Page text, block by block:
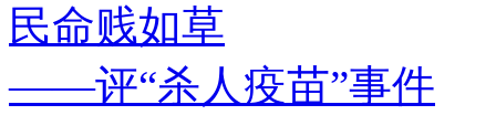
民命贱如草
——评“杀人疫苗”事件